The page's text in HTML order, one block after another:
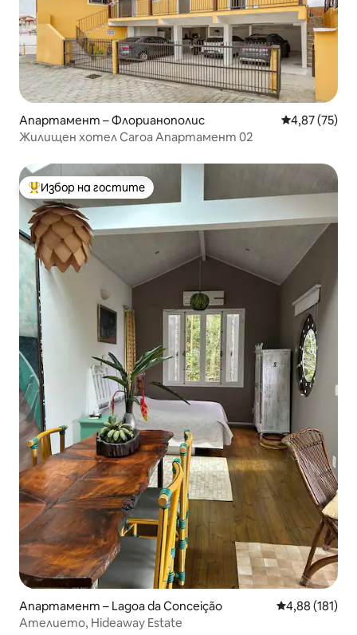
Апартамент – Флорианополис Средна
4,87 (75)
Жилищен хотел Caroa Апартамент 02
Най-популярен избор на гостите
Избор на гостите
Апартамент – Lagoa da Conceição Средна
4,88 (181)
Ателието, Hideaway Estate